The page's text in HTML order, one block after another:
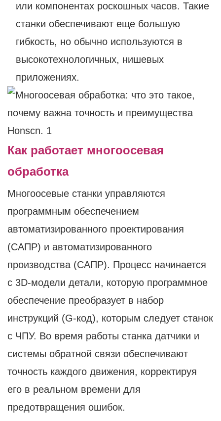
или компонентах роскошных часов. Такие
станки обеспечивают еще большую
гибкость, но обычно используются в
высокотехнологичных, нишевых
приложениях.
Как работает многоосевая
обработка
Многоосевые станки управляются
программным обеспечением
автоматизированного проектирования
(САПР) и автоматизированного
производства (САПР). Процесс начинается
с 3D-модели детали, которую программное
обеспечение преобразует в набор
инструкций (G-код), которым следует станок
с ЧПУ. Во время работы станка датчики и
системы обратной связи обеспечивают
точность каждого движения, корректируя
его в реальном времени для
предотвращения ошибок.